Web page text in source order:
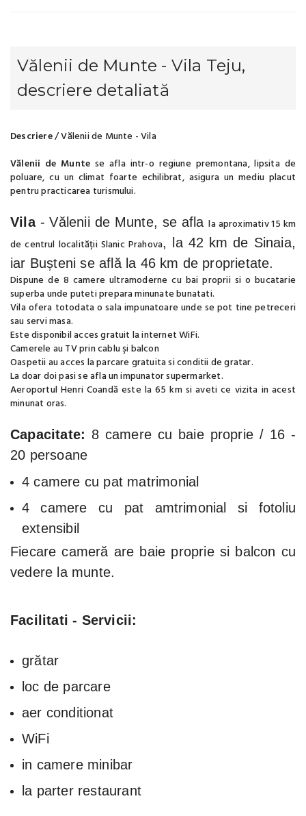
Vălenii de Munte - Vila Teju,
descriere detaliată
Descriere/ Vălenii de Munte - Vila
Vălenii de Munte se afla intr-o regiune premontana, lipsita de
poluare, cu un climat foarte echilibrat, asigura un mediu placut
pentru practicarea turismului.
Vila - Vălenii de Munte, se aflala aproximativ 15 km
de centrul localității Slanic Prahova, la 42 km de Sinaia,
iar Bușteni se află la 46 km de proprietate.
Dispune de 8 camere ultramoderne cu bai proprii si o bucatarie
superba unde puteti prepara minunate bunatati.
Vila ofera totodata o sala impunatoare unde se pot tine petreceri
sau servi masa.
Este disponibil acces gratuit la internet WiFi.
Camerele au TV prin cablu şi balcon
Oaspetii au acces la parcare gratuita si conditii de gratar.
La doar doi pasi se afla un impunator supermarket.
Aeroportul Henri Coandă este la 65 km si aveti ce vizita in acest
minunat oras.
Capacitate: 8 camere cu baie proprie / 16 -
20 persoane
4 camere cu pat matrimonial
4 camere cu pat amtrimonial si fotoliu
extensibil
Fiecare cameră are baie proprie si balcon cu
vedere la munte.
Facilitati - Servicii:
grătar
loc de parcare
aer conditionat
WiFi
in camere minibar
la parter restaurant